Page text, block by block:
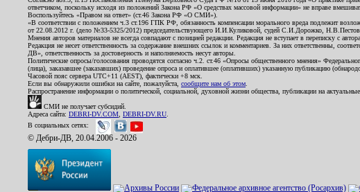
ответчиком, поскольку исходя из положений Закона РФ «О средствах массовой информации» не вправе
Воспользуйтесь «Правом на ответ» (ст.46 Закона РФ «О СМИ»).
«В соответствии с положением ч.3 ст.196 ГПК РФ, обязанность компенсации морального вреда подлежит
от 22.08.2012 г. (дело №33-5325/2012) председательствующего И.И.Куликовой, судей С.И.Дорожко,
Мнения авторов материалов не всегда совпадают с позицией редакции. Редакция не вступает в переписку с
Редакция не несет ответственность за содержание внешних ссылок и комментариев. За них ответственны,
ДВ», ответственность за достоверность и наполняемость несут авторы.
Политические опросы/голосования проводятся согласно ч.2. ст.46 «Опросы общественного мнения»
(лица), заказавшее (заказавших) проведение опроса и оплатившее (оплативших) указанную публикацию
Часовой пояс сервера UTC+11 (AEST), фактически +8 мск.
Если вы обнаружили ошибки на сайте, пожалуйста, сообщите нам об этом
Распространение информации о политической, социальной, духовной жизни общества, публикации на
СМИ не получает субсидий.
Адреса сайта: DEBRI-DV.COM DEBRI-DV.RU
В социальных сетях:
© Дебри-ДВ, 20.04.2006 - 2026